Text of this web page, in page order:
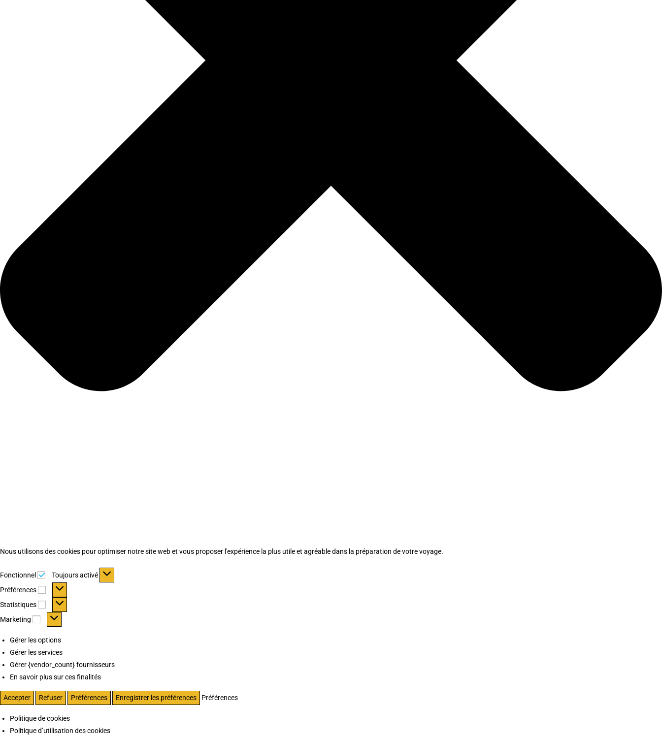
Nous utilisons des cookies pour optimiser notre site web et vous proposer l'expérience la plus utile et agréable dans la préparation de votre voyage.
Fonctionnel Fonctionnel
Toujours activé
Préférences
Préférences
Statistiques Statistiques
Marketing Marketing
Gérer les options
Gérer les services
Gérer {vendor_count} fournisseurs
En savoir plus sur ces finalités
Accepter Refuser Préférences Enregistrer les préférences Préférences
Politique de cookies
Politique d’utilisation des cookies